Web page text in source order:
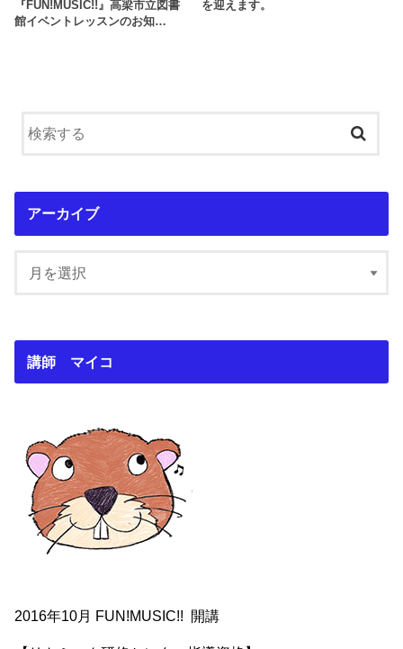
『FUN!MUSIC!!』高梁市立図書
館イベントレッスンのお知…
を迎えます。
アーカイブ
講師 マイコ
2016年10月 FUN!MUSIC!! 開講